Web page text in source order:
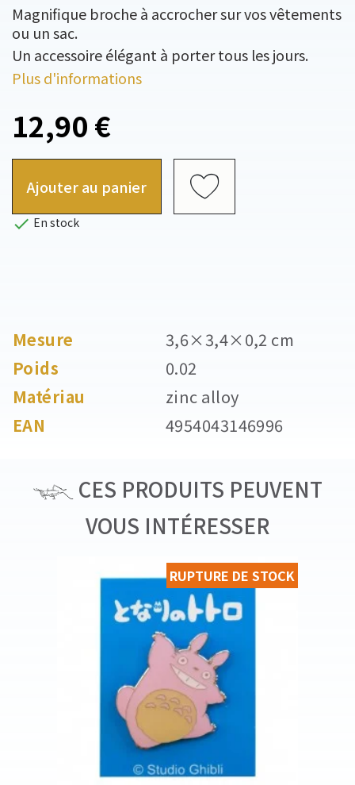
Magnifique broche à accrocher sur vos vêtements
ou un sac.
Un accessoire élégant à porter tous les jours.
Plus d'informations
12,90 €
Ajouter au panier
 En stock
Mesure
3,6×3,4×0,2 cm
Poids
0.02
Matériau
zinc alloy
EAN
4954043146996
CES PRODUITS PEUVENT
VOUS INTÉRESSER
RUPTURE DE STOCK